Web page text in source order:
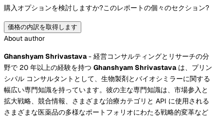
購入オプションを検討しますか?このレポートの個々のセクション?
価格の内訳を取得します
About author
Ghanshyam Shrivastava- 経営コンサルティングとリサーチの分
野で 20 年以上の経験を持つ Ghanshyam Shrivastavaは、プリン
シパル コンサルタントとして、生物製剤とバイオシミラーに関する
幅広い専門知識を持っています。彼の主な専門知識は、市場参入と
拡大戦略、競合情報、さまざまな治療カテゴリと API に使用される
さまざまな医薬品の多様なポートフォリオにわたる戦略的変革など